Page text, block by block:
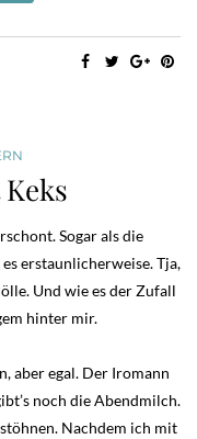
Sogar als die
erstaunlicherweise. Tja,
Und wie es der Zufall
hinter mir.
aber egal. Der Iromann
noch die Abendmilch.
Nachdem ich mit